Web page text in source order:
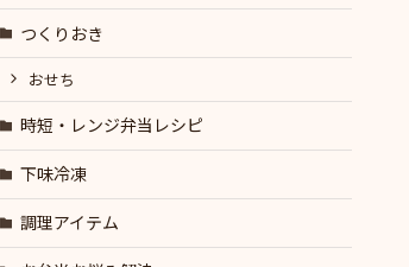
つくりおき
おせち
時短・レンジ弁当レシピ
下味冷凍
調理アイテム